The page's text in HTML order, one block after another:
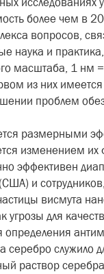
более чем в
вопросов,
наука и
масштаба, 1
из них имеется
проблем
размерными
изменением их
эффективен
и
висмута
угрозы для
служило
раствор